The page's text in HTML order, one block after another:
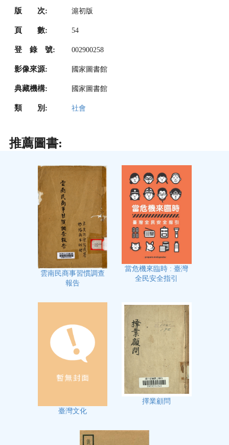
版 次: 滬初版
頁 數: 54
登 錄 號: 002900258
影像來源: 國家圖書館
典藏機構: 國家圖書館
類 別: 社會
推薦圖書:
雲南民商事習慣調查
報告
當危機來臨時 : 臺灣
全民安全指引
臺灣文化
擇業顧問